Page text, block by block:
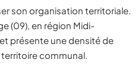
son organisation territoriale.
(09), en région Midi-
présente une densité de
communal.